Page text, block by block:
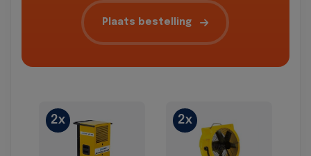
Plaats bestelling
2x 2x